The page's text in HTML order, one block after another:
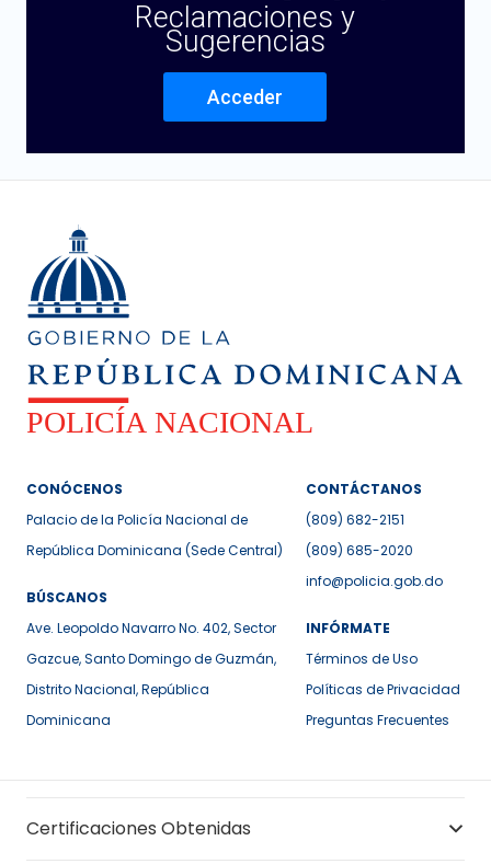
Reclamaciones y
Sugerencias
Acceder
CONÓCENOS
Palacio de la Policía Nacional de
República Dominicana (Sede Central)
BÚSCANOS
Ave. Leopoldo Navarro No. 402, Sector
Gazcue, Santo Domingo de Guzmán,
Distrito Nacional, República
Dominicana
CONTÁCTANOS
(809) 682-2151
(809) 685-2020
info@policia.gob.do
INFÓRMATE
Términos de Uso
Políticas de Privacidad
Preguntas Frecuentes
Certificaciones Obtenidas